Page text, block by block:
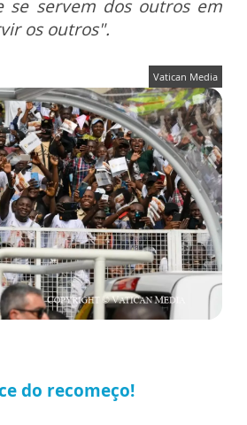
se servem dos outros em
os outros".
Vatican Media
do recomeço!